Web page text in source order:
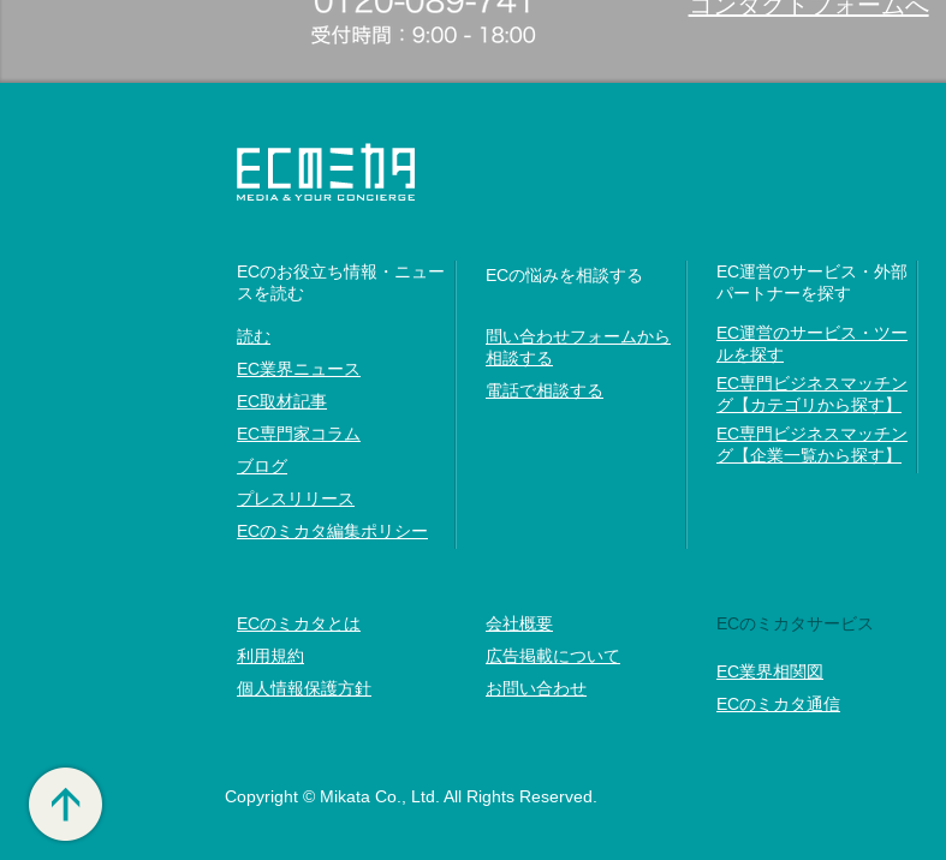
ECのお役立ち情報・ニュー
スを読む
読む
EC業界ニュース
EC取材記事
EC専門家コラム
ブログ
プレスリリース
ECのミカタ編集ポリシー
ECの悩みを相談する
問い合わせフォームから
相談する
電話で相談する
EC運営のサービス・外部
パートナーを探す
EC運営のサービス・ツー
ルを探す
EC専門ビジネスマッチン
グ【カテゴリから探す】
EC専門ビジネスマッチン
グ【企業一覧から探す】
ECのミカタとは
利用規約
個人情報保護方針
会社概要
広告掲載について
お問い合わせ
ECのミカタサービス
EC業界相関図
ECのミカタ通信
Copyright © Mikata Co., Ltd. All Rights Reserved.